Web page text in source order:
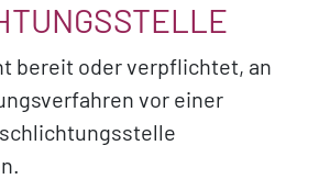
bereit oder verpflichtet, an
vor einer